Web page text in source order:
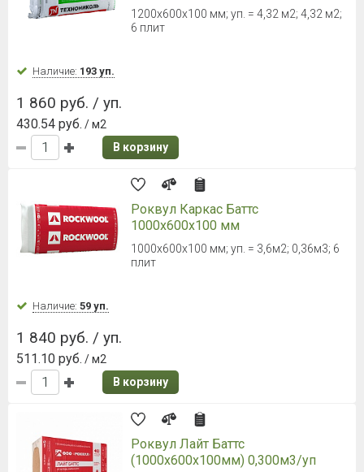
1200х600х100 мм; уп. = 4,32 м2; 4,32 м2;
6 плит
Наличие: 193 уп.
1 860 руб. / уп.
430.54 руб. / м2
В корзину
Роквул Каркас Баттс
1000х600х100 мм
1000х600х100 мм; уп. = 3,6м2; 0,36м3; 6
плит
Наличие: 59 уп.
1 840 руб. / уп.
511.10 руб. / м2
В корзину
Роквул Лайт Баттс
(1000х600х100мм) 0,300м3/уп